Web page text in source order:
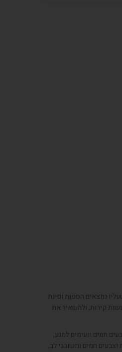
נמצאים הספות ופינת
קירות, ולהשאיר את
חמים ונעימים למגע,
חמים ומשובבי לב,